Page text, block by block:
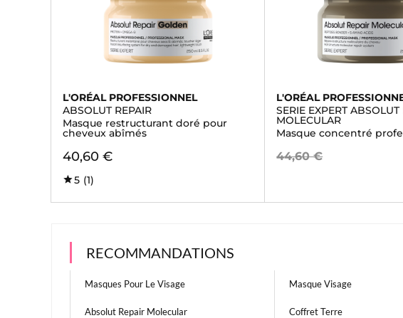
L'ORÉAL PROFESSIONNEL
ABSOLUT REPAIR
Masque restructurant doré pour
cheveux abîmés
40,60 €
5 (1)
L'ORÉAL
SERIE EXPERT ABSOLUT
MOLECULAR
Masque concentré
44,60 €
RECOMMANDATIONS
Masques Pour Le Visage Masque Visage
Absolut Repair Molecular Coffret Terre